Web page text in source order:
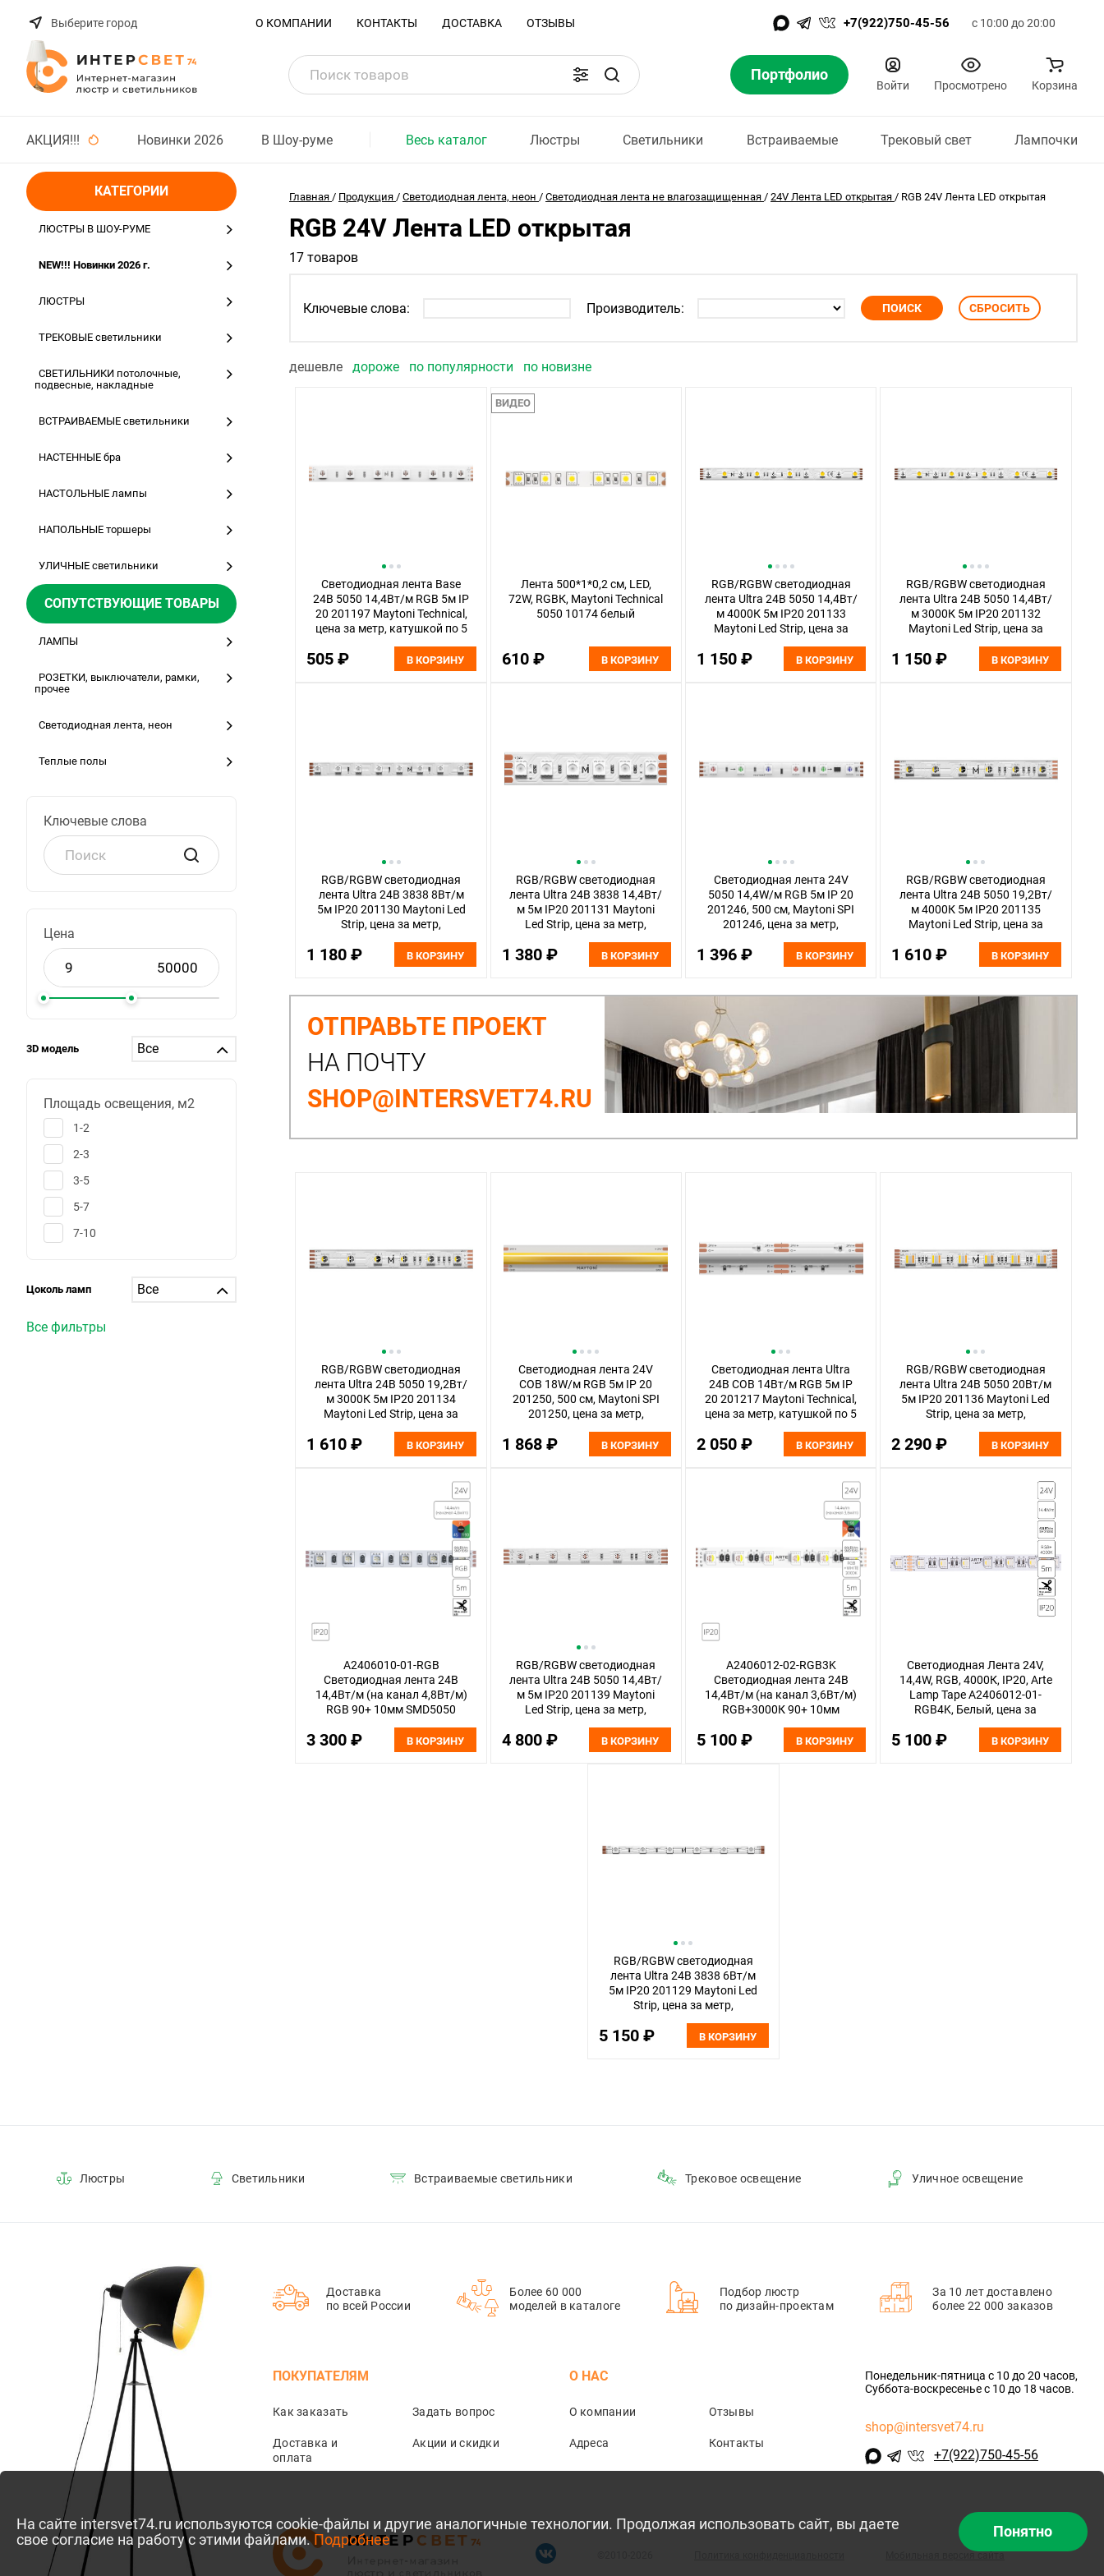
Выберите город О КОМПАНИИ КОНТАКТЫ ДОСТАВКА ОТЗЫВЫ +7(922)750-45-56 с 10:00 до 20:00
Портфолио
Войти Просмотрено Корзина
АКЦИЯ!!! Новинки 2026 В Шоу-руме Весь каталог Люстры Светильники Встраиваемые Трековый свет Лампочки
КАТЕГОРИИ
ЛЮСТРЫ В ШОУ-РУМЕ
NEW!!! Новинки 2026 г.
ЛЮСТРЫ
ТРЕКОВЫЕ светильники
СВЕТИЛЬНИКИ потолочные,
подвесные, накладные
ВСТРАИВАЕМЫЕ светильники
НАСТЕННЫЕ бра
НАСТОЛЬНЫЕ лампы
НАПОЛЬНЫЕ торшеры
УЛИЧНЫЕ светильники
СОПУТСТВУЮЩИЕ ТОВАРЫ
ЛАМПЫ
РОЗЕТКИ, выключатели, рамки,
прочее
Светодиодная лента, неон
Теплые полы
Ключевые слова
Цена
3D модель
Площадь освещения, м2
1-2
2-3
3-5
5-7
7-10
12-15
20-25
68
95
50
21
26
Цоколь ламп
Все фильтры
Главная / Продукция / Светодиодная лента, неон / Светодиодная лента не влагозащищенная / 24V Лента LED открытая / RGB 24V Лента LED открытая
RGB 24V Лента LED открытая
17 товаров
Ключевые слова: Производитель:
дешевле дороже по популярности по новизне
Светодиодная лента Base
24В 5050 14,4Вт/м RGB 5м IP
20 201197 Maytoni Technical,
цена за метр, катушкой по 5
505 ₽ В КОРЗИНУ
ВИДЕО
Лента 500*1*0,2 см, LED,
72W, RGBК, Maytoni Technical
5050 10174 белый
610 ₽ В КОРЗИНУ
RGB/RGBW светодиодная
лента Ultra 24В 5050 14,4Вт/
м 4000К 5м IP20 201133
Maytoni Led Strip, цена за
1 150 ₽ В КОРЗИНУ
RGB/RGBW светодиодная
лента Ultra 24В 5050 14,4Вт/
м 3000К 5м IP20 201132
Maytoni Led Strip, цена за
1 150 ₽ В КОРЗИНУ
RGB/RGBW светодиодная
лента Ultra 24В 3838 8Вт/м
5м IP20 201130 Maytoni Led
Strip, цена за метр,
1 180 ₽ В КОРЗИНУ
RGB/RGBW светодиодная
лента Ultra 24В 3838 14,4Вт/
м 5м IP20 201131 Maytoni
Led Strip, цена за метр,
1 380 ₽ В КОРЗИНУ
Светодиодная лента 24V
5050 14,4W/м RGB 5м IP 20
201246, 500 см, Maytoni SPI
201246, цена за метр,
1 396 ₽ В КОРЗИНУ
RGB/RGBW светодиодная
лента Ultra 24В 5050 19,2Вт/
м 4000К 5м IP20 201135
Maytoni Led Strip, цена за
1 610 ₽ В КОРЗИНУ
ОТПРАВЬТЕ ПРОЕКТ
НА ПОЧТУ
SHOP@INTERSVET74.RU
RGB/RGBW светодиодная
лента Ultra 24В 5050 19,2Вт/
м 3000К 5м IP20 201134
Maytoni Led Strip, цена за
1 610 ₽ В КОРЗИНУ
Светодиодная лента 24V
COB 18W/м RGB 5м IP 20
201250, 500 см, Maytoni SPI
201250, цена за метр,
1 868 ₽ В КОРЗИНУ
Светодиодная лента Ultra
24В COB 14Вт/м RGB 5м IP
20 201217 Maytoni Technical,
цена за метр, катушкой по 5
2 050 ₽ В КОРЗИНУ
RGB/RGBW светодиодная
лента Ultra 24В 5050 20Вт/м
5м IP20 201136 Maytoni Led
Strip, цена за метр,
2 290 ₽ В КОРЗИНУ
A2406010-01-RGB
Светодиодная лента 24В
14,4Вт/м (на канал 4,8Вт/м)
RGB 90+ 10мм SMD5050
3 300 ₽ В КОРЗИНУ
RGB/RGBW светодиодная
лента Ultra 24В 5050 14,4Вт/
м 5м IP20 201139 Maytoni
Led Strip, цена за метр,
4 800 ₽ В КОРЗИНУ
A2406012-02-RGB3K
Светодиодная лента 24В
14,4Вт/м (на канал 3,6Вт/м)
RGB+3000К 90+ 10мм
Arte Lamp Tape
5 100 ₽ В КОРЗИНУ
Светодиодная Лента 24V,
14,4W, RGB, 4000К, IP20, Arte
Lamp Tape A2406012-01-
RGB4K, Белый, цена за
5 100 ₽ В КОРЗИНУ
RGB/RGBW светодиодная
лента Ultra 24В 3838 6Вт/м
5м IP20 201129 Maytoni Led
Strip, цена за метр,
5 150 ₽ В КОРЗИНУ
Люстры Светильники Встраиваемые светильники Трековое освещение Уличное освещение
Доставка
по всей России
Более 60 000
моделей в каталоге
Подбор люстр
по дизайн-проектам
За 10 лет доставлено
более 22 000 заказов
ПОКУПАТЕЛЯМ
Как заказать Задать вопрос
Доставка и
оплата
Акции и скидки
О НАС
О компании Отзывы
Адреса Контакты
Понедельник-пятница с 10 до 20 часов,
Суббота-воскресенье с 10 до 18 часов.
shop@intersvet74.ru
+7(922)750-45-56
На сайте intersvet74.ru используются cookie-файлы и другие аналогичные технологии. Продолжая использовать сайт, вы даете
свое согласие на работу с этими файлами.Подробнее Понятно